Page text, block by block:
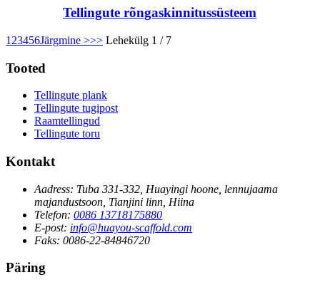
Tellingute rõngaskinnitussüsteem
1 23456Järgmine >>> Lehekülg 1 / 7
Tooted
Tellingute plank
Tellingute tugipost
Raamtellingud
Tellingute toru
Kontakt
Aadress: Tuba 331-332, Huayingi hoone, lennujaama
majandustsoon, Tianjini linn, Hiina
Telefon: 0086 13718175880
E-post: info@huayou-scaffold.com
Faks: 0086-22-84846720
Päring